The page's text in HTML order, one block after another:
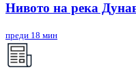
Нивото на река
преди 18 мин